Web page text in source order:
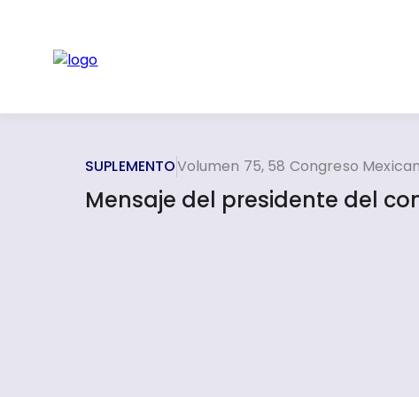
SUPLEMENTOVolumen 75, 58 Congreso
Mensaje del presidente del